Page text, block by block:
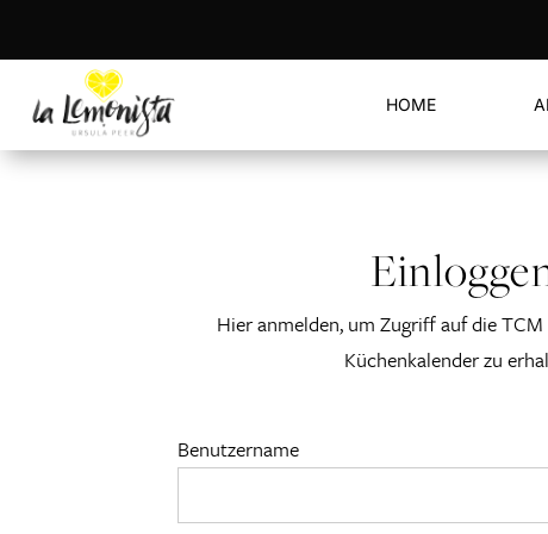
HOME
Hier anmelden, um Zugriff auf die
Küchenkalender zu
Benutzername